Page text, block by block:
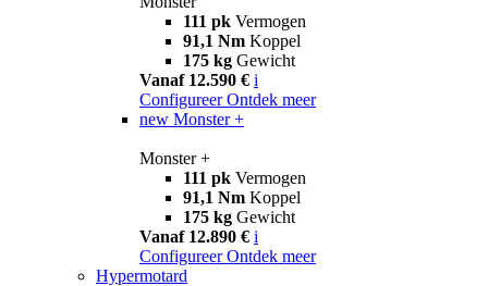
111 pk Vermogen
91,1 Nm Koppel
175 kg Gewicht
Vanaf 12.590 € i
Configureer Ontdek meer
new Monster +
Monster +
111 pk Vermogen
91,1 Nm Koppel
175 kg Gewicht
Vanaf 12.890 € i
Configureer Ontdek meer
Hypermotard